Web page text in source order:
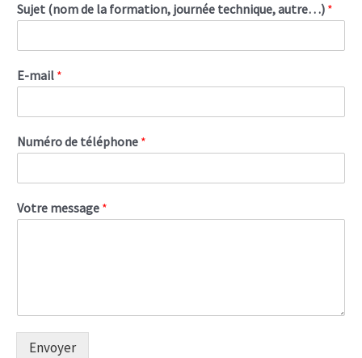
Sujet (nom de la formation, journée technique, autre…) *
E-mail *
Numéro de téléphone *
Votre message *
Envoyer